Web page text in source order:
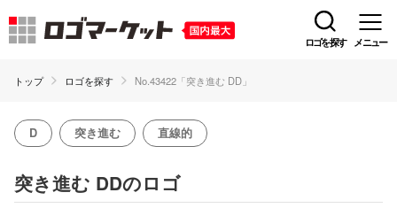
ロゴを探す メニュー
トップ ロゴを探す No.43422「突き進む DD」
D 突き進む 直線的
突き進む DDのロゴ